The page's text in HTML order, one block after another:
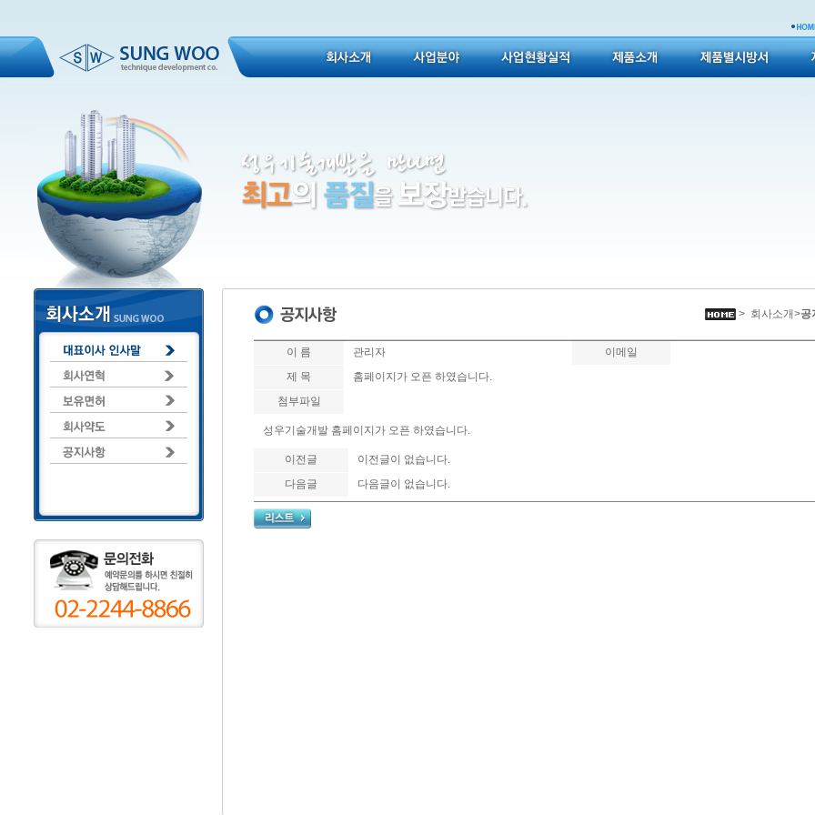
> 회사소개>공
이 름 관리자
이메일
제 목
홈페이지가 오픈 하였습니다.
첨부파일
성우기술개발 홈페이지가 오픈 하였습니다.
이전글
이전글이 없습니다.
다음글
다음글이 없습니다.